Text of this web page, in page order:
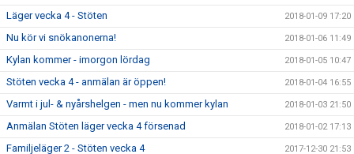
Läger vecka 4 - Stöten 2018-01-09 17:20
Nu kör vi snökanonerna! 2018-01-06 11:49
Kylan kommer - imorgon lördag 2018-01-05 10:47
Stöten vecka 4 - anmälan är öppen! 2018-01-04 16:55
Varmt i jul- & nyårshelgen - men nu kommer kylan 2018-01-03 21:50
Anmälan Stöten läger vecka 4 försenad 2018-01-02 17:13
Familjeläger 2 - Stöten vecka 4 2017-12-30 21:53